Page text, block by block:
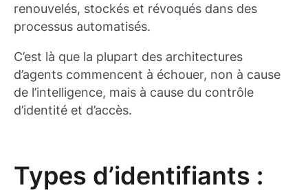
renouvelés, stockés et révoqués dans des
processus automatisés.
C’est là que la plupart des architectures
d’agents commencent à échouer, non à cause
de l’intelligence, mais à cause du contrôle
d’identité et d’accès.
Types d’identifiants :